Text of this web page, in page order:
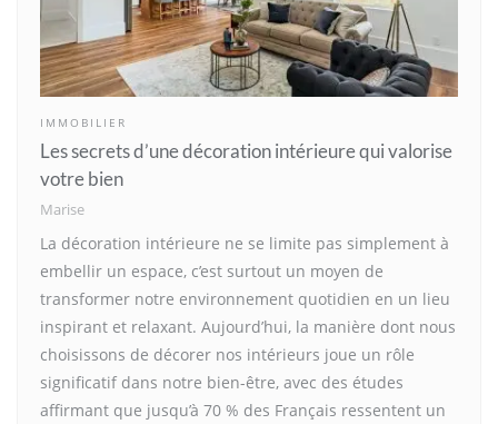
IMMOBILIER
Les secrets d’une décoration intérieure qui valorise
votre bien
Marise
La décoration intérieure ne se limite pas simplement à
embellir un espace, c’est surtout un moyen de
transformer notre environnement quotidien en un lieu
inspirant et relaxant. Aujourd’hui, la manière dont nous
choisissons de décorer nos intérieurs joue un rôle
significatif dans notre bien-être, avec des études
affirmant que jusqu’à 70 % des Français ressentent un